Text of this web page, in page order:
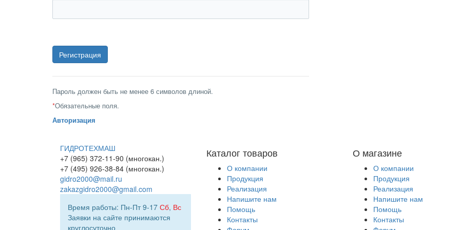
Пароль должен быть не менее 6 символов длиной.
*Обязательные поля.
Авторизация
О магазине
О компании
Продукция
Реализация
Напишите нам
Помощь
Контакты
Каталог товаров
О компании
Продукция
Реализация
Напишите нам
Помощь
Контакты
ГИДРОТЕХМАШ
+7 (965) 372-11-90 (многокан.)
+7 (495) 926-38-84 (многокан.)
gidro2000@mail.ru
zakazgidro2000@gmail.com
Время работы: Пн-Пт 9-17 Сб, Вс
Заявки на сайте принимаются
круглосуточно